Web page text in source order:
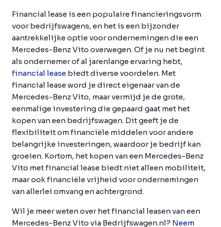
Financial lease is een populaire financieringsvorm
voor bedrijfswagens, en het is een bijzonder
aantrekkelijke optie voor ondernemingen die een
Mercedes-Benz Vito overwegen. Of je nu net begint
als ondernemer of al jarenlange ervaring hebt,
financial lease biedt diverse voordelen. Met
financial lease word je direct eigenaar van de
Mercedes-Benz Vito, maar vermijd je de grote,
eenmalige investering die gepaard gaat met het
kopen van een bedrijfswagen. Dit geeft je de
flexibiliteit om financiële middelen voor andere
belangrijke investeringen, waardoor je bedrijf kan
groeien. Kortom, het kopen van een Mercedes-Benz
Vito met financial lease biedt niet alleen mobiliteit,
maar ook financiële vrijheid voor ondernemingen
van allerlei omvang en achtergrond.
Wil je meer weten over het financial leasen van een
Mercedes-Benz Vito via Bedrijfswagen.nl? Neem